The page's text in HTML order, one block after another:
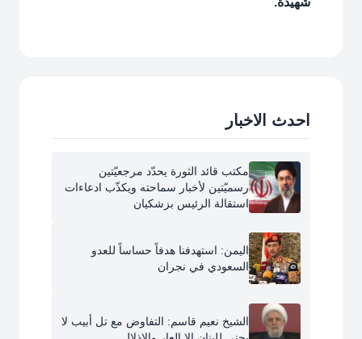
احدث الاخبار
مكتب قائد الثورة يحدّد مرجعيّتين
رسميّتين لأخبار سماحته ويكذّب ادعاءات
استقالة الرئيس بزشكيان
اليمن: استهدفنا هدفاً حساساً للعدو
السعودي في نجران
الشيخ نعيم قاسم: التفاوض مع تل أبيب لا